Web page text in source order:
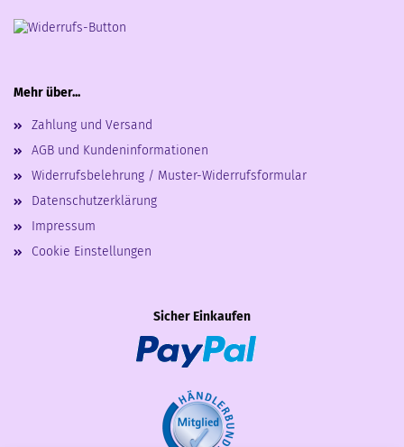
Mehr über...
Zahlung und Versand
AGB und Kundeninformationen
Widerrufsbelehrung / Muster-Widerrufsformular
Datenschutzerklärung
Impressum
Cookie Einstellungen
Sicher Einkaufen